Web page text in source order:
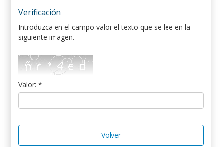
Verificación
Introduzca en el campo valor el texto que se lee en la
siguiente imagen.
Valor: *
Volver